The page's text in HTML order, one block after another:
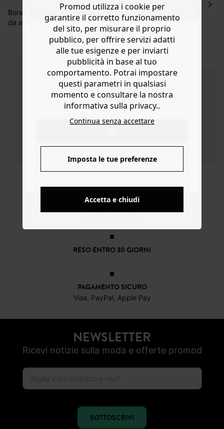
Do you want to be redirected to
www.promod.com ?
decorrere dalla data dell’avvenuta ricezione.
Aiuto
Borsa cornetto in pelle scamosciata a stampa leopardata
da sfoggiare di giorno o di sera! Manico regolabile e
removibile, da portare a mano, a spalla o a tracolla.
Ampia chiusura con cerniera e linguetta, fodera a tinta
unita, scomparto semplice con bordino leopardato,
scomparto interno zippato e componenti in metallo
anticato color oro. Idea regalo.
CONSEGNA A DOMICILIO GRATIS
a partire da 50€
RESO ENTRO 30 GIORNI
PAGAMENTO SICURO
Visa, PayPal, Apple Pay
NEWSLETTER
Ricevi notizie sulla moda e offerte promod
SOTTOSCRIVI
Promod utilizza i cookie per
garantire il corretto funzionamento
del sito, per misurare il proprio
pubblico, per offrire servizi adatti
alle tue esigenze e per inviarti
pubblicità in base al tuo
comportamento. Potrai impostare
questi parametri in qualsiasi
momento e consultare la nostra
informativa sulla privacy..
Continua senza accettare
Imposta le tue preferenze
Accetta e chiudi